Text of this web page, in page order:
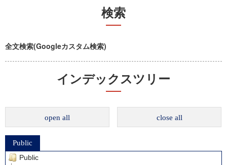
検索
全文検索(Googleカスタム検索)
インデックスツリー
open all close all
Public
Public